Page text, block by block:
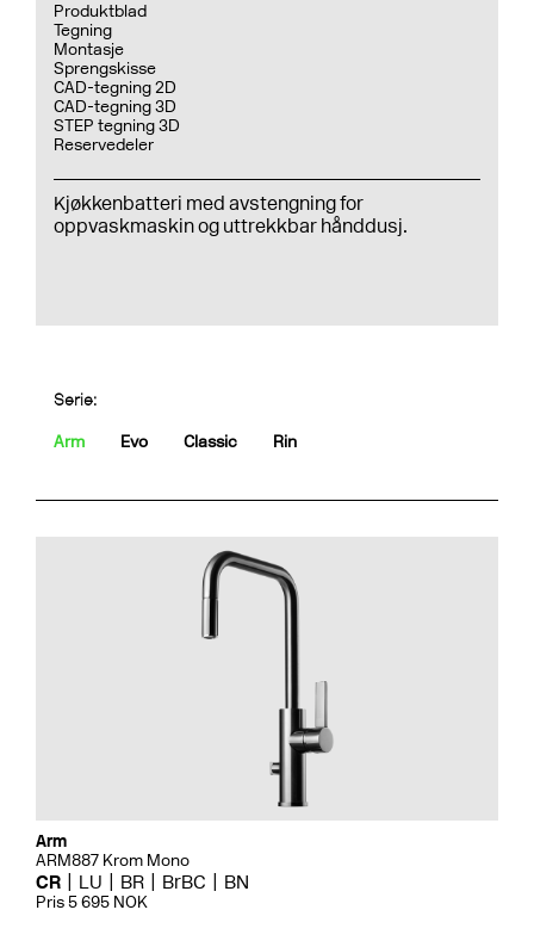
Produktblad
Tegning
Montasje
Sprengskisse
CAD-tegning 2D
CAD-tegning 3D
STEP tegning 3D
Reservedeler
Kjøkkenbatteri med avstengning for
oppvaskmaskin og uttrekkbar hånddusj.
Serie:
Arm Evo Classic Rin
Arm
ARM887 Krom Mono
CR LU BR BrBC BN
Pris 5 695 NOK